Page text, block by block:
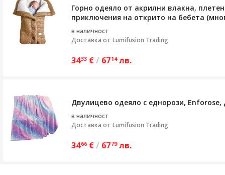
Горно одеяло от акрилни влакна,
приключения на открито на бебета
в наличност
Доставка от Lumifusion Trading
3433 €/ 6714 лв.
Двулицево одеяло с еднорози,
в наличност
Доставка от Lumifusion Trading
3466 €/ 6779 лв.